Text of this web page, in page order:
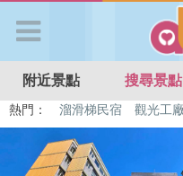
APP登入
首 頁
附近景點 搜尋景點
熱門： 溜滑梯民宿 觀光工廠
特色遊戲場
親子住房優惠 台